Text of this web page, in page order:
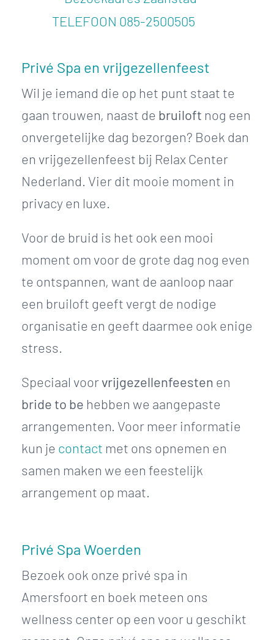
TELEFOON 085-2500505
Privé Spa en vrijgezellenfeest
Wil je iemand die op het punt staat te
gaan trouwen, naast de bruiloft nog een
onvergetelijke dag bezorgen? Boek dan
en vrijgezellenfeest bij Relax Center
Nederland. Vier dit mooie moment in
privacy en luxe.
Voor de bruid is het ook een mooi
moment om voor de grote dag nog even
te ontspannen, want de aanloop naar
een bruiloft geeft vergt de nodige
organisatie en geeft daarmee ook enige
stress.
Speciaal voorvrijgezellenfeesten en
bride to be hebben we aangepaste
arrangementen. Voor meer informatie
kun je contact met ons opnemen en
samen maken we een feestelijk
arrangement op maat.
Privé Spa Woerden
Bezoek ook onze privé spa in
Amersfoort en boek meteen ons
wellness center op een voor u geschikt